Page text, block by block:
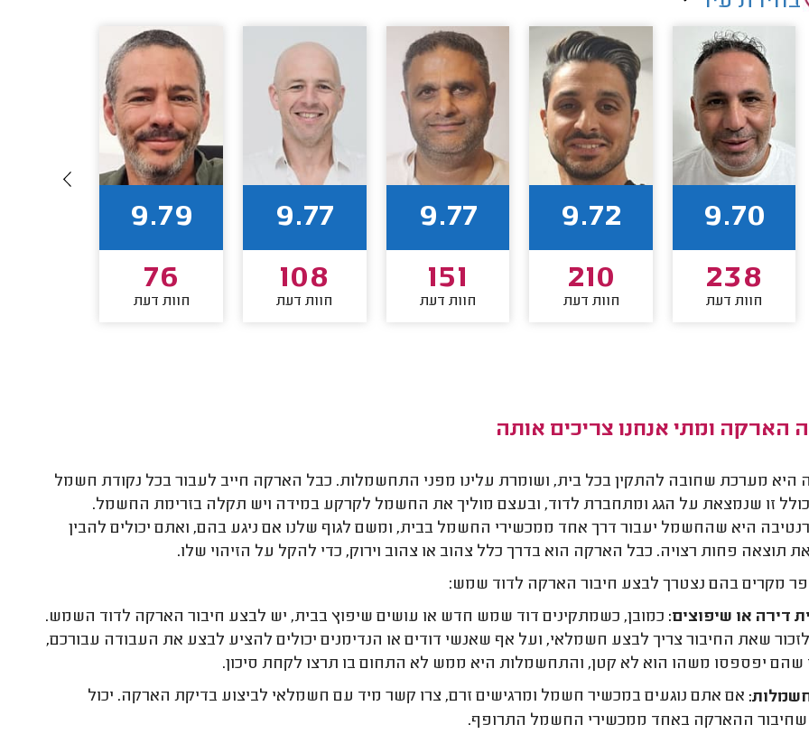
9.70
238
חוות דעת
9.72
210
חוות דעת
9.77
151
חוות דעת
9.77
108
חוות דעת
9.79
76
חוות דעת
הארקה ומתי אנחנו צריכים אותה
היא מערכת שחובה להתקין בכל בית, ושומרת עלינו מפני התחשמלות. כבל הארקה חייב לעבור בכל נקודת חשמל
זו שנמצאת על הגג ומתחברת לדוד, ובעצם מוליך את החשמל לקרקע במידה ויש תקלה בזרימת החשמל.
היא שהחשמל יעבור דרך אחד ממכשירי החשמל בבית, ומשם לגוף שלנו אם ניגע בהם, ואתם יכולים להבין
תוצאה פחות רצויה. כבל הארקה הוא בדרך כלל צהוב או צהוב וירוק, כדי להקל על הזיהוי שלו.
מקרים בהם נצטרך לבצע חיבור הארקה לדוד שמש:
דירה או שיפוצים: כמובן, כשמתקינים דוד שמש חדש או עושים שיפוץ בבית, יש לבצע חיבור הארקה לדוד השמש.
שאת החיבור צריך לבצע חשמלאי, ועל אף שאנשי דודים או הנדימנים יכולים להציע לבצע את העבודה עבורכם,
שהם יפספסו משהו הוא לא קטן, והתחשמלות היא ממש לא התחום בו תרצו לקחת סיכון.
אם אתם נוגעים במכשיר חשמל ומרגישים זרם, צרו קשר מיד עם חשמלאי לביצוע בדיקת הארקה. יכול
שחיבור ההארקה באחד ממכשירי החשמל התרופף.